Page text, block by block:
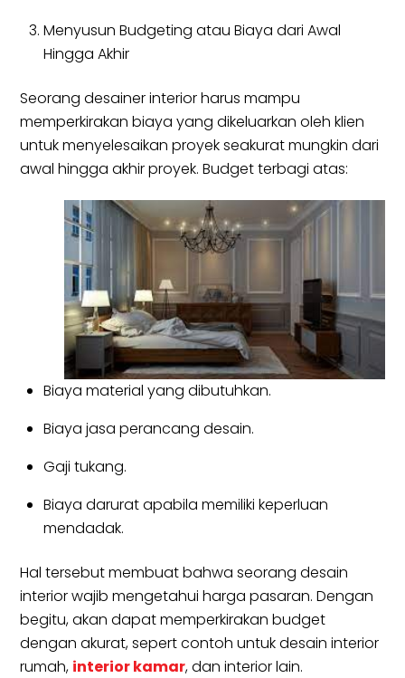
Menyusun Budgeting atau Biaya dari Awal
Hingga Akhir
Seorang desainer interior harus mampu
memperkirakan biaya yang dikeluarkan oleh klien
untuk menyelesaikan proyek seakurat mungkin dari
awal hingga akhir proyek. Budget terbagi atas:
Biaya material yang dibutuhkan.
Biaya jasa perancang desain.
Gaji tukang.
Biaya darurat apabila memiliki keperluan
mendadak.
Hal tersebut membuat bahwa seorang desain
interior wajib mengetahui harga pasaran. Dengan
begitu, akan dapat memperkirakan budget
dengan akurat, sepert contoh untuk desain interior
rumah, interior kamar, dan interior lain.